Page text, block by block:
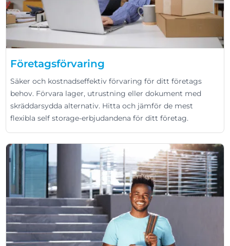
Företagsförvaring
Säker och kostnadseffektiv förvaring för ditt företags
behov. Förvara lager, utrustning eller dokument med
skräddarsydda alternativ. Hitta och jämför de mest
flexibla self storage-erbjudandena för ditt företag.